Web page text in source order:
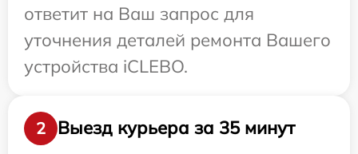
ответит на Ваш запрос для
уточнения деталей ремонта Вашего
устройства iCLEBO.
2
Выезд курьера за 35 минут